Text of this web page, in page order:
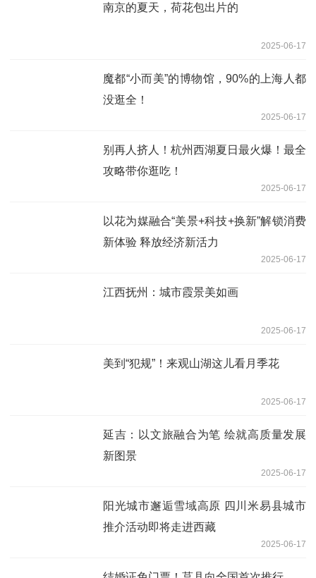
南京的夏天，荷花包出片的
2025-06-17
魔都“小而美”的博物馆，90%的上海人都
没逛全！
2025-06-17
别再人挤人！杭州西湖夏日最火爆！最全
攻略带你逛吃！
2025-06-17
以花为媒融合“美景+科技+换新”解锁消费
新体验 释放经济新活力
2025-06-17
江西抚州：城市霞景美如画
2025-06-17
美到“犯规”！来观山湖这儿看月季花
2025-06-17
延吉：以文旅融合为笔 绘就高质量发展
新图景
2025-06-17
阳光城市邂逅雪域高原 四川米易县城市
推介活动即将走进西藏
2025-06-17